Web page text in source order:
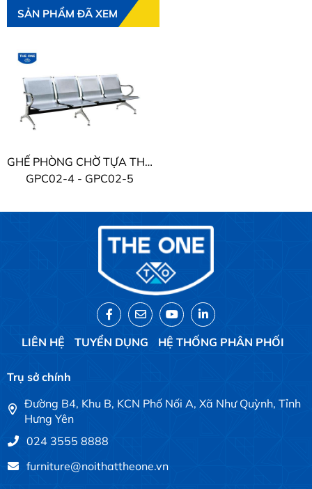
SẢN PHẨM ĐÃ XEM
GHẾ PHÒNG CHỜ TỰA THÉP THE ONE
GPC02-4 - GPC02-5
LIÊN HỆ TUYỂN DỤNG HỆ THỐNG PHÂN PHỐI
Trụ sở chính
Đường B4, Khu B, KCN Phố Nối A, Xã Như Quỳnh, Tỉnh
Hưng Yên
024 3555 8888
furniture@noithattheone.vn